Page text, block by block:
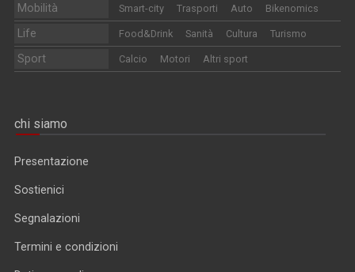
Mobilità Smart-city Trasporti Auto Bikenomics
Life Food&Drink Sanità Cultura Turismo
Sport Calcio Motori Altri sport
chi siamo
Presentazione
Sostienici
Segnalazioni
Termini e condizioni